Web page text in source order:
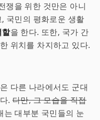
쟁을 위한 것만은 아니
국민의 평화로운 생활
할을 한다. 또한, 국가 간
위치를 차지하고 있다.
다른 나라에서도 군대
. 다만, 그 모습을 직접
는 대부분 국민들의 눈